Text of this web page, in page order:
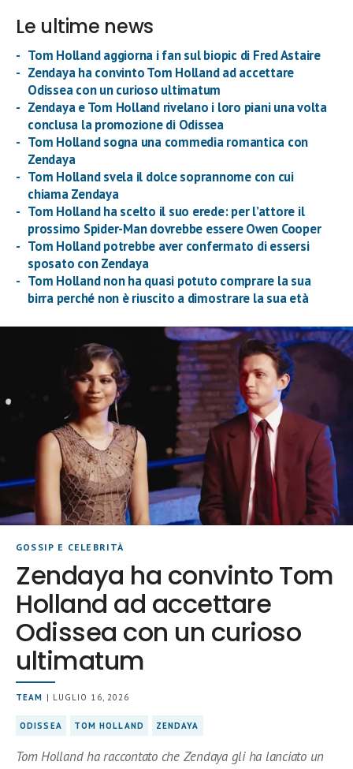
Le ultime news
Tom Holland aggiorna i fan sul biopic di Fred Astaire
Zendaya ha convinto Tom Holland ad accettare
Odissea con un curioso ultimatum
Zendaya e Tom Holland rivelano i loro piani una volta
conclusa la promozione di Odissea
Tom Holland sogna una commedia romantica con
Zendaya
Tom Holland svela il dolce soprannome con cui
chiama Zendaya
Tom Holland ha scelto il suo erede: per l’attore il
prossimo Spider-Man dovrebbe essere Owen Cooper
Tom Holland potrebbe aver confermato di essersi
sposato con Zendaya
Tom Holland non ha quasi potuto comprare la sua
birra perché non è riuscito a dimostrare la sua età
GOSSIP E CELEBRITÀ
Zendaya ha convinto Tom
Holland ad accettare
Odissea con un curioso
ultimatum
TEAM | LUGLIO 16, 2026
ODISSEA TOM HOLLAND ZENDAYA
Tom Holland ha raccontato che Zendaya gli ha lanciato un